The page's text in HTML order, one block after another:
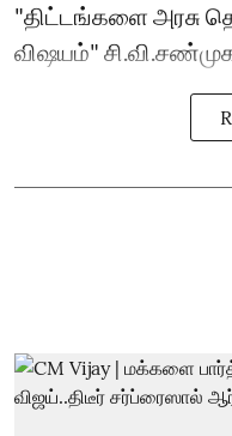
"திட்டங்களை அரசு
விஷயம்"